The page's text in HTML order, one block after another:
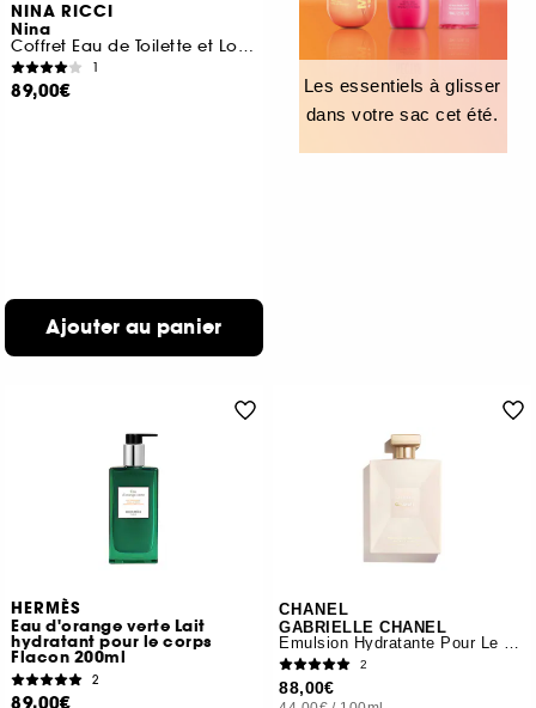
NINA RICCI
Nina
Coffret Eau de Toilette et Lotion
1
89,00€
Ajouter au panier
Les essentiels à glisser
dans votre sac cet été.
HERMÈS
Eau d'orange verte Lait
hydratant pour le corps
Flacon 200ml
2
89,00€
CHANEL
GABRIELLE CHANEL
Émulsion Hydratante Pour Le Corps
2
88,00€